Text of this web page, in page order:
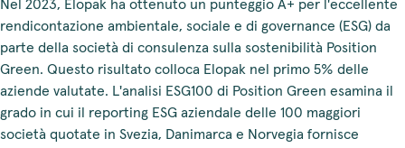
Nel 2023, Elopak ha ottenuto un punteggio A+ per l'eccellente
rendicontazione ambientale, sociale e di governance (ESG) da
parte della società di consulenza sulla sostenibilità Position
Green. Questo risultato colloca Elopak nel primo 5% delle
aziende valutate. L'analisi ESG100 di Position Green esamina il
grado in cui il reporting ESG aziendale delle 100 maggiori
società quotate in Svezia, Danimarca e Norvegia fornisce